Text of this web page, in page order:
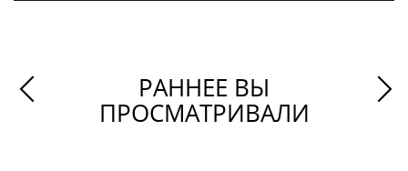
РАННЕЕ ВЫ
ПРОСМАТРИВАЛИ